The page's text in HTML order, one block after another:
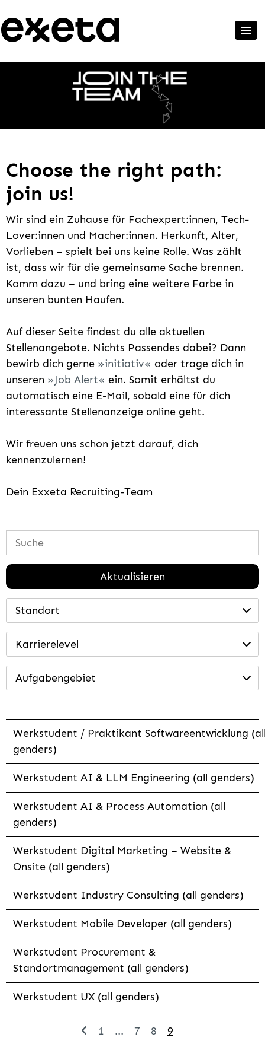
Choose the right path:
join us!
Wir sind ein Zuhause für Fachexpert:innen, Tech-
Lover:innen und Macher:innen. Herkunft, Alter,
Vorlieben – spielt bei uns keine Rolle. Was zählt
ist, dass wir für die gemeinsame Sache brennen.
Komm dazu – und bring eine weitere Farbe in
unseren bunten Haufen.
Auf dieser Seite findest du alle aktuellen
Stellenangebote. Nichts Passendes dabei? Dann
bewirb dich gerne
initiativ
oder trage dich in
unseren
Job Alert
ein. Somit erhältst du
automatisch eine E-Mail, sobald eine für dich
interessante Stellenanzeige online geht.
Wir freuen uns schon jetzt darauf, dich
kennenzulernen!
Dein Exxeta Recruiting-Team
Aktualisieren
Standort
Karrierelevel
Aufgabengebiet
Werkstudent / Praktikant Softwareentwicklung
genders)
Werkstudent AI & LLM Engineering (all genders)
Werkstudent AI & Process Automation (all
genders)
Werkstudent Digital Marketing – Website &
Onsite (all genders)
Werkstudent Industry Consulting (all genders)
Werkstudent Mobile Developer (all genders)
Werkstudent Procurement &
Standortmanagement (all genders)
Werkstudent UX (all genders)
1 ... 7 8 9